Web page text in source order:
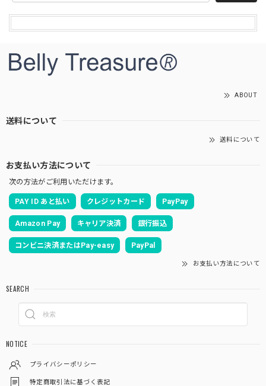
ABOUT
送料について
送料について
お支払い方法について
次の方法がご利用いただけます。
PAY ID あと払い クレジットカード PayPay
Amazon Pay キャリア決済 銀行振込
コンビニ決済またはPay-easy PayPal
お支払い方法について
SEARCH
NOTICE
プライバシーポリシー
特定商取引法に基づく表記